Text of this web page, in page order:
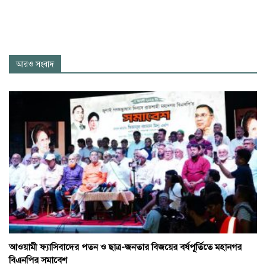
আরও সংবাদ
আওয়ামী ফ্যাসিবাদের পতন ও ছাত্র-জনতার বিজয়ের বর্ষপূর্তিতে মহানগর
বিএনপির সমাবেশ